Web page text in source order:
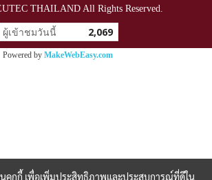
THAILAND All Rights Reserved.
ผู้เข้าชมวันนี้ 2,069
Powered by MakeWebEasy.com
นคุกกี้ เพื่อเพิ่มประสิทธิภาพและประสบการณ์ที่ดีใน